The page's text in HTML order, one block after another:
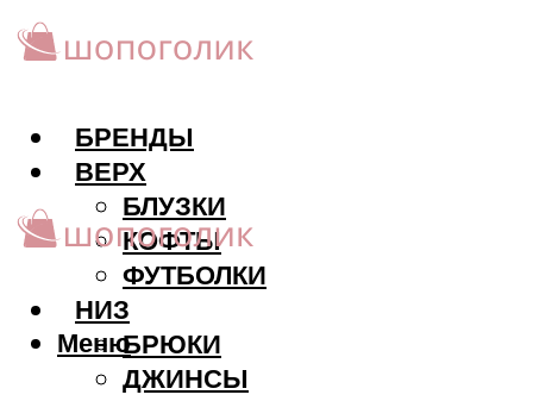
БРЕНДЫ
ВЕРХ
БЛУЗКИ
КОФТЫ
ФУТБОЛКИ
НИЗ
БРЮКИ
ДЖИНСЫ
Меню